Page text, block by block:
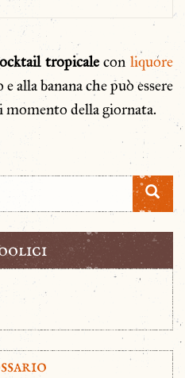
tropicalecon liquore
alla banana che può essere
momento della giornata.